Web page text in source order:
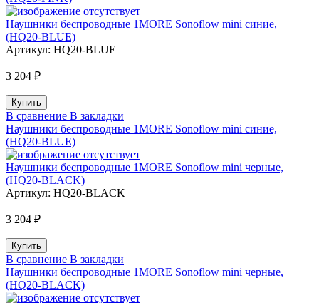
Наушники беспроводные 1MORE Sonoflow mini синие,
(HQ20-BLUE)
Артикул: HQ20-BLUE
3 204 ₽
В сравнение В закладки
Наушники беспроводные 1MORE Sonoflow mini синие,
(HQ20-BLUE)
Наушники беспроводные 1MORE Sonoflow mini черные,
(HQ20-BLACK)
Артикул: HQ20-BLACK
3 204 ₽
В сравнение В закладки
Наушники беспроводные 1MORE Sonoflow mini черные,
(HQ20-BLACK)